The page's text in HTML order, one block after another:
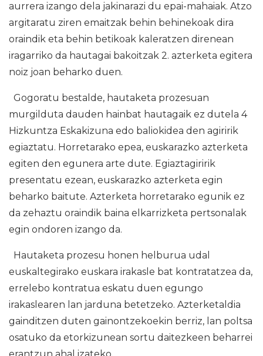
aurrera izango dela jakinarazi du epai-mahaiak. Atzo
argitaratu ziren emaitzak behin behinekoak dira
oraindik eta behin betikoak kaleratzen direnean
iragarriko da hautagai bakoitzak 2. azterketa egitera
noiz joan beharko duen.
Gogoratu bestalde, hautaketa prozesuan
murgilduta dauden hainbat hautagaik ez dutela 4
Hizkuntza Eskakizuna edo baliokidea den agiririk
egiaztatu. Horretarako epea, euskarazko azterketa
egiten den egunera arte dute. Egiaztagiririk
presentatu ezean, euskarazko azterketa egin
beharko baitute. Azterketa horretarako egunik ez
da zehaztu oraindik baina elkarrizketa pertsonalak
egin ondoren izango da.
Hautaketa prozesu honen helburua udal
euskaltegirako euskara irakasle bat kontratatzea da,
errelebo kontratua eskatu duen egungo
irakaslearen lan jarduna betetzeko. Azterketaldia
gainditzen duten gainontzekoekin berriz, lan poltsa
osatuko da etorkizunean sortu daitezkeen beharrei